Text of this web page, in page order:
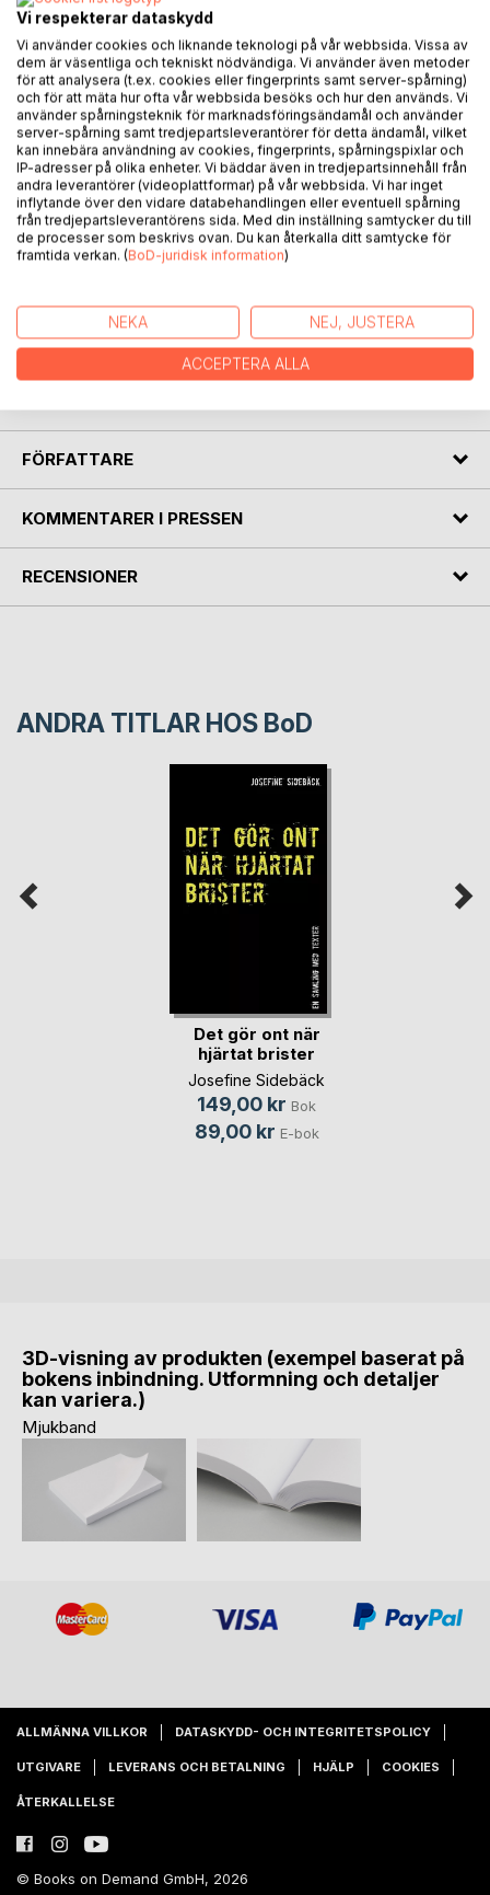
Det är en gåva att få sova som ett barn dokumenterar i
dagboksform hur livet förändras när ett barn i familjen får
leukemi. Det är en skildring av hur hela familjen försöker
hitta en ny grund att stå på, hitta lek, glädje och tillförsikt i
en vardag som präglas av väntan, av sjukhusvistelser,
provtagningar och mediciner. Det är en skildring av hur ett
litet barn reagerar på sjukdom, mediciner och smärta och
av hur det påverkar syskonens förståelse av världen när
inget är som det var tänkt att det skulle vara. Det är
skildring av en lång färd, genom dagar, veckor, månader
och år.
Boken grundar sig på den blogg författaren skrev när
hennes son var sjuk, en låst blogg riktad till vänner och
familj, där läkarbesök, provsvar och barnens lek blandas
med författarens betraktelser över de livsvillkor som
FÖRFATTARE
KOMMENTARER I PRESSEN
RECENSIONER
ANDRA TITLAR HOS BoD
Det gör ont när
hjärtat brister
Josefine Sidebäck
149,00 kr Bok
89,00 kr E-bok
3D-visning av produkten (exempel baserat på
bokens inbindning. Utformning och detaljer
kan variera.)
Mjukband
ALLMÄNNA VILLKOR DATASKYDD- OCH INTEGRITETSPOLICY
UTGIVARE LEVERANS OCH BETALNING HJÄLP COOKIES
ÅTERKALLELSE
© Books on Demand GmbH, 2026
Vi respekterar dataskydd
Vi använder cookies och liknande teknologi på vår webbsida. Vissa av
dem är väsentliga och tekniskt nödvändiga. Vi använder även metoder
för att analysera (t.ex. cookies eller fingerprints samt server-spårning)
och för att mäta hur ofta vår webbsida besöks och hur den används. Vi
använder spårningsteknik för marknadsföringsändamål och använder
server-spårning samt tredjepartsleverantörer för detta ändamål, vilket
kan innebära användning av cookies, fingerprints, spårningspixlar och
IP-adresser på olika enheter. Vi bäddar även in tredjepartsinnehåll från
andra leverantörer (videoplattformar) på vår webbsida. Vi har inget
inflytande över den vidare databehandlingen eller eventuell spårning
från tredjepartsleverantörens sida. Med din inställning samtycker du till
de processer som beskrivs ovan. Du kan återkalla ditt samtycke för
framtida verkan. (BoD-juridisk information)
NEKA NEJ, JUSTERA
ACCEPTERA ALLA